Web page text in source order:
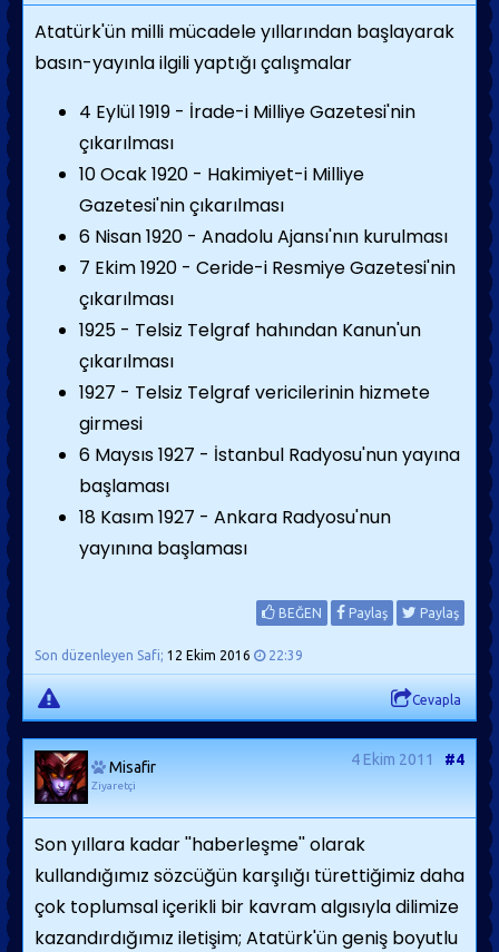
Atatürk'ün milli mücadele yıllarından başlayarak
basın-yayınla ilgili yaptığı çalışmalar
4 Eylül 1919 - İrade-i Milliye Gazetesi'nin
çıkarılması
10 Ocak 1920 - Hakimiyet-i Milliye
Gazetesi'nin çıkarılması
6 Nisan 1920 - Anadolu Ajansı'nın kurulması
7 Ekim 1920 - Ceride-i Resmiye Gazetesi'nin
çıkarılması
1925 - Telsiz Telgraf hahından Kanun'un
çıkarılması
1927 - Telsiz Telgraf vericilerinin hizmete
girmesi
6 Maysıs 1927 - İstanbul Radyosu'nun yayına
başlaması
18 Kasım 1927 - Ankara Radyosu'nun
yayınına başlaması
BEĞEN Paylaş Paylaş
Son düzenleyen Safi; 12 Ekim 2016 22:39
Cevapla
Misafir
Ziyaretçi
4 Ekim 2011 #4
Son yıllara kadar ''haberleşme'' olarak
kullandığımız sözcüğün karşılığı türettiğimiz daha
çok toplumsal içerikli bir kavram algısıyla dilimize
kazandırdığımız iletişim; Atatürk'ün geniş boyutlu